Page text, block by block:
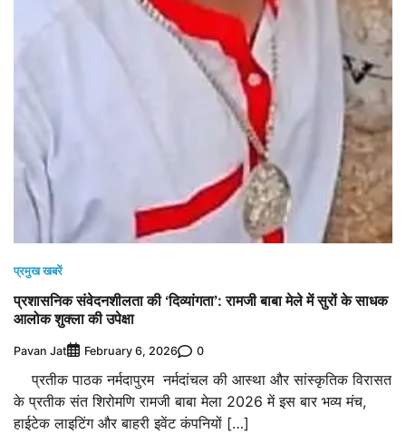
प्रमुख खबरें
प्रशासनिक संवेदनशीलता की ‘दिव्यांगता’: रामजी बाबा मेले में सुरों के साधक
आलोक शुक्ला की उपेक्षा
Pavan Jat February 6, 2026 0
प्रतीक पाठक नर्मदापुरम नर्मदांचल की आस्था और सांस्कृतिक विरासत
के प्रतीक संत शिरोमणि रामजी बाबा मेला 2026 में इस बार भव्य मंच,
हाईटेक लाइटिंग और बाहरी इवेंट कंपनियों […]